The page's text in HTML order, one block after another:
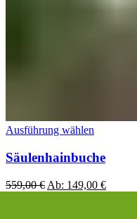
Ausführung wählen
Säulenhainbuche
559,00€ Ab: 149,00 €